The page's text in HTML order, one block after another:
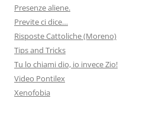
Presenze aliene.
Previte ci dice…
Risposte Cattoliche (Moreno)
Tips and Tricks
Tu lo chiami dio, io invece Zio!
Video Pontilex
Xenofobia